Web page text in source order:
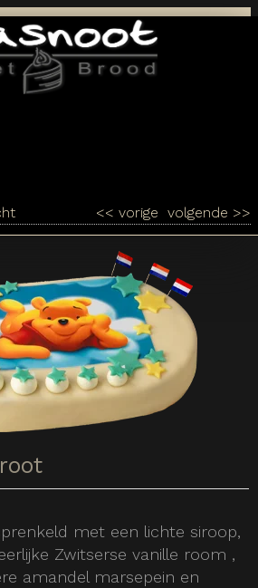
volgende >>
<< vorige
met een lichte siroop,
Zwitserse vanille room ,
amandel marsepein en